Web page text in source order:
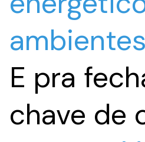
E pra
chave de